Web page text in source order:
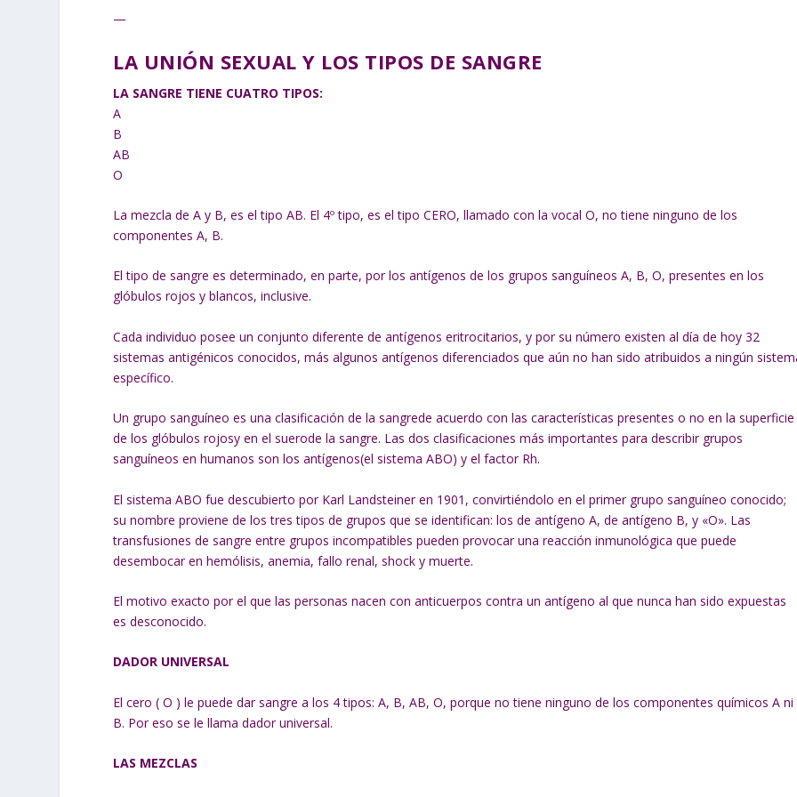
—
LA UNIÓN SEXUAL Y LOS TIPOS DE SANGRE
LA SANGRE TIENE CUATRO TIPOS:
A
B
AB
O
La mezcla de A y B, es el tipo AB. El 4º tipo, es el tipo CERO, llamado con la vocal O, no tiene ninguno de los
componentes A, B.
El tipo de sangre es determinado, en parte, por los antígenos de los grupos sanguíneos A, B, O, presentes en los
glóbulos rojos y blancos, inclusive.
Cada individuo posee un conjunto diferente de antígenos eritrocitarios, y por su número existen al día de hoy 32
sistemas antigénicos conocidos, más algunos antígenos diferenciados que aún no han sido atribuidos a ningún
específico.
Un grupo sanguíneo es una clasificación de la sangrede acuerdo con las características presentes o no en la superficie
de los glóbulos rojosy en el suerode la sangre. Las dos clasificaciones más importantes para describir grupos
sanguíneos en humanos son los antígenos(el sistema ABO) y el factor Rh.
El sistema ABO fue descubierto por Karl Landsteiner en 1901, convirtiéndolo en el primer grupo sanguíneo conocido;
su nombre proviene de los tres tipos de grupos que se identifican: los de antígeno A, de antígeno B, y «O». Las
transfusiones de sangre entre grupos incompatibles pueden provocar una reacción inmunológica que puede
desembocar en hemólisis, anemia, fallo renal, shock y muerte.
El motivo exacto por el que las personas nacen con anticuerpos contra un antígeno al que nunca han sido expuestas
es desconocido.
DADOR UNIVERSAL
El cero ( O ) le puede dar sangre a los 4 tipos: A, B, AB, O, porque no tiene ninguno de los componentes químicos A ni
B. Por eso se le llama dador universal.
LAS MEZCLAS